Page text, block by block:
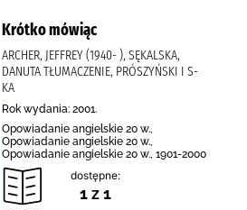
Krótko mówiąc
ARCHER, JEFFREY (1940- ), SĘKALSKA,
DANUTA TŁUMACZENIE, PRÓSZYŃSKI I S-
KA
Rok wydania: 2001.
Opowiadanie angielskie 20 w.,
Opowiadanie angielskie 20 w.,
Opowiadanie angielskie 20 w., 1901-2000
dostępne:
1 z 1